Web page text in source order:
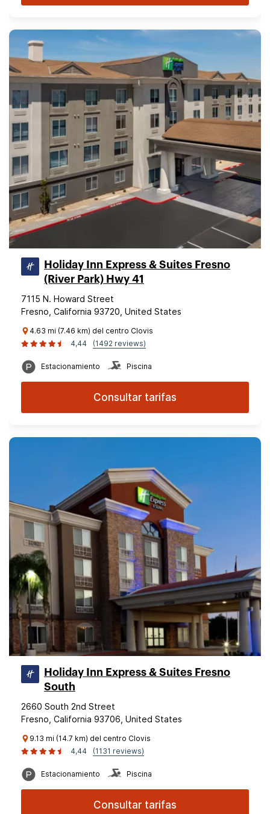
Holiday Inn Express & Suites Fresno
(River Park) Hwy 41
7115 N. Howard Street
Fresno, California 93720, United States
4.63 mi (7.46 km) del centro Clovis
4,44
(1492 reviews)
Estacionamiento Piscina
Consultar tarifas
Holiday Inn Express & Suites Fresno
South
2660 South 2nd Street
Fresno, California 93706, United States
9.13 mi (14.7 km) del centro Clovis
4,44
(1131 reviews)
Estacionamiento Piscina
Consultar tarifas